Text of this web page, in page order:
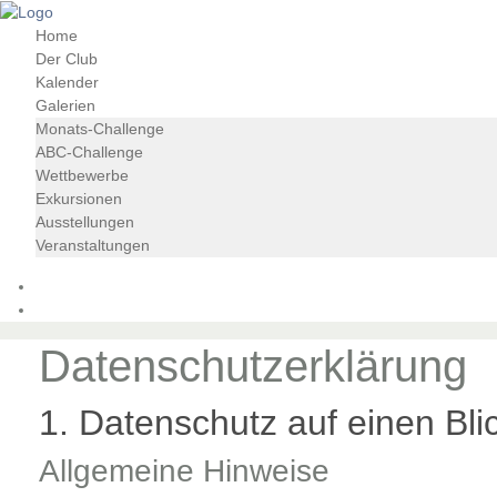
Home
Der Club
Kalender
Galerien
Monats-Challenge
ABC-Challenge
Wettbewerbe
Exkursionen
Ausstellungen
Veranstaltungen
Datenschutzerklärung
1. Datenschutz auf einen
Allgemeine Hinweise